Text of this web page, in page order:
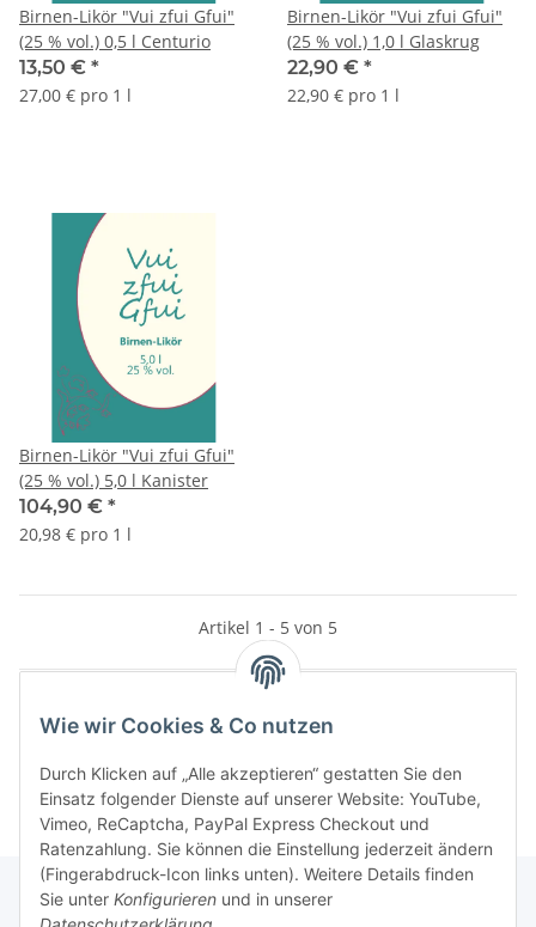
Wie wir Cookies & Co nutzen
Durch Klicken auf „Alle akzeptieren“ gestatten Sie den
Einsatz folgender Dienste auf unserer Website: YouTube,
Vimeo, ReCaptcha, PayPal Express Checkout und
Ratenzahlung. Sie können die Einstellung jederzeit ändern
(Fingerabdruck-Icon links unten). Weitere Details finden
Sie unter Konfigurieren und in unserer
Birnen-Likör "Vui zfui Gfui"
(25 % vol.) 0,5 l Centurio
13,50 € *
27,00 € pro 1 l
Birnen-Likör "Vui zfui Gfui"
(25 % vol.) 1,0 l Glaskrug
22,90 € *
22,90 € pro 1 l
Birnen-Likör "Vui zfui Gfui"
(25 % vol.) 5,0 l Kanister
104,90 € *
20,98 € pro 1 l
Artikel 1 - 5 von 5